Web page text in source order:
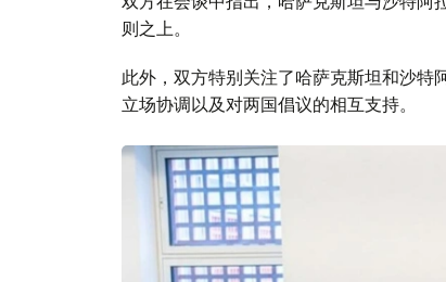
则之上。
此外，双方特别关注了哈萨克斯坦和沙特
立场协调以及对两国倡议的相互支持。